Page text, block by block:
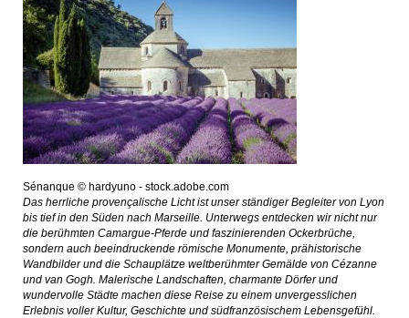
Sénanque © hardyuno - stock.adobe.com
Das herrliche provençalische Licht ist unser ständiger Begleiter von Lyon
bis tief in den Süden nach Marseille. Unterwegs entdecken wir nicht nur
die berühmten Camargue-Pferde und faszinierenden Ockerbrüche,
sondern auch beeindruckende römische Monumente, prähistorische
Wandbilder und die Schauplätze weltberühmter Gemälde von Cézanne
und van Gogh. Malerische Landschaften, charmante Dörfer und
wundervolle Städte machen diese Reise zu einem unvergesslichen
Erlebnis voller Kultur, Geschichte und südfranzösischem Lebensgefühl.